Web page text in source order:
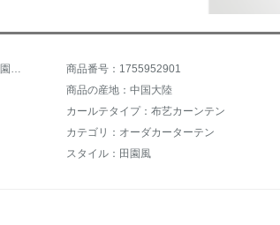
商品番号：1755952901
商品の産地：中国大陸
カールテタイプ：布艺カーンテン
カテゴリ：オーダカーターテン
スタイル：田園風